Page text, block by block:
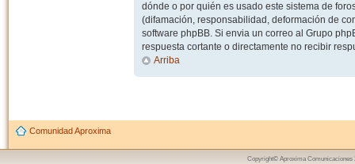
dónde o por quién es usado este sistema de
(difamación, responsabilidad, deformación de
software phpBB. Si envia un correo al Grupo
respuesta cortante o directamente no recibir
Arriba
Comunidad Aproxima
Copyright© Aproxima Comunicaciones